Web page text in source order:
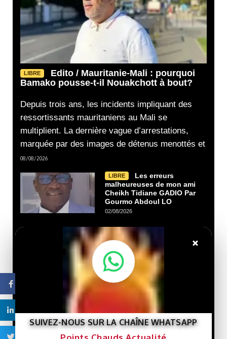
LIBRE
Edito / Mauritanie-Mali : pourquoi
Bamako pousse-t-il Nouakchott à bout?
Depuis trois ans, les incidents impliquant des
ressortissants mauritaniens au Mali se
multiplient. La dernière vague d’arrestations,
marquée par des images de détenus menottés et
08/08/2026
LIBRE
Les erreurs
malheureuses de mon ami
Cheikh Tidiane GADIO Par
Gourmo Abdoul LO
02/08/2026
LIBRE
Nouveau livre :
« Gaza et le destin de la
Palestine »… Une lecture
de l’histoire de la cause
palestinienne depuis la
porte de Gaza.
LIBRE
Que veut le
Président Ghazwani?
×
SUIVEZ-NOUS SUR LA CHAÎNE WHATSAPP